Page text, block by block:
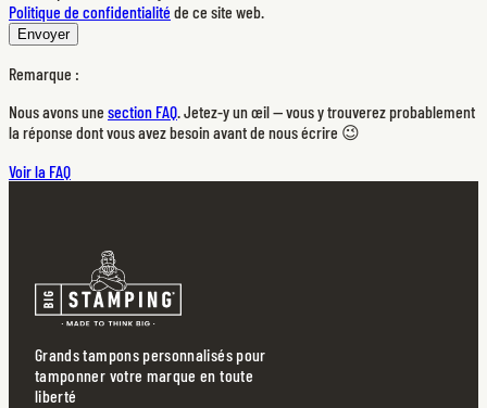
Politique de confidentialité de ce site web.
Envoyer
Remarque :
Nous avons une section FAQ. Jetez-y un œil — vous y trouverez probablement
la réponse dont vous avez besoin avant de nous écrire 😉
Voir la FAQ
Grands tampons personnalisés pour
tamponner votre marque en toute
liberté